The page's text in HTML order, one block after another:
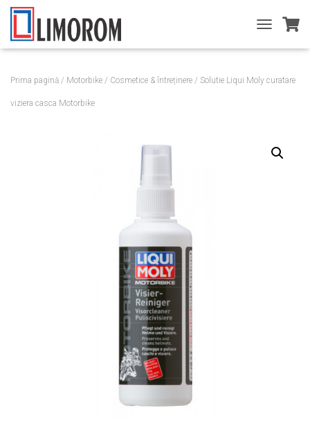
O
Prima pagină / Motorbike / Cosmetice & întreținere / Solutie Liqui Moly curatare
viziera casca Motorbike